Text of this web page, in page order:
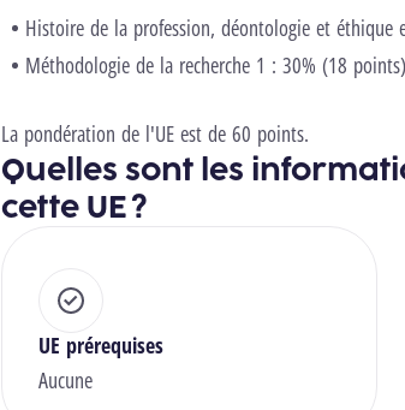
Histoire de la profession, déontologie et
Méthodologie de la recherche 1 : 30% (18 points)
La pondération de l'UE est de 60 points.
Quelles sont les
cette UE ?
UE prérequises
Aucune